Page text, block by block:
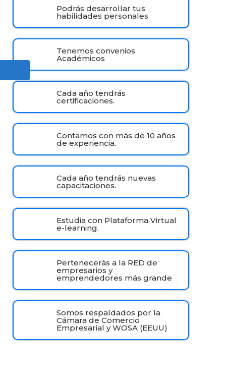
Podrás desarrollar tus
habilidades personales
Tenemos convenios
Académicos
Cada año tendrás
certificaciones.
Contamos con más de 10 años
de experiencia.
Cada año tendrás nuevas
capacitaciones.
Estudia con Plataforma Virtual
e-learning.
Pertenecerás a la RED de
empresarios y
emprendedores más grande
Somos respaldados por la
Cámara de Comercio
Empresarial y WOSA (EEUU)